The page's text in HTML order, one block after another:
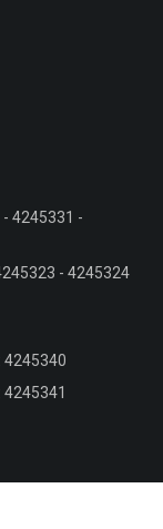
4245331 -
- 4245324
4245340
4245341